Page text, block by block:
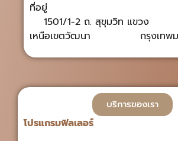
ที่อยู่
1501/1-2 ถ. สุขุมวิท แขวง
เหนือเขตวัฒนา กรุงเทพมหา
บริการของเรา
โปรแกรมฟิลเลอร์